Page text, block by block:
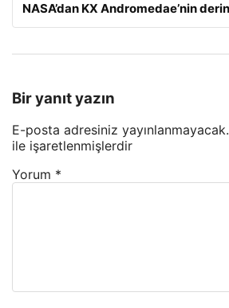
NASA’dan KX Andromedae’nin
Bir yanıt yazın
E-posta adresiniz yayınlanmayacak.
ile işaretlenmişlerdir
Yorum *